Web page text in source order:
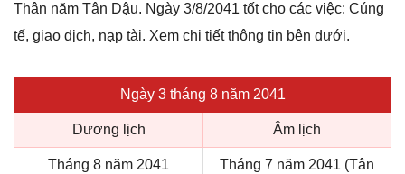
Thân năm Tân Dậu. Ngày 3/8/2041 tốt cho các việc: Cúng
tế, giao dịch, nạp tài. Xem chi tiết thông tin bên dưới.
Ngày 3 tháng 8 năm 2041
Dương lịch Âm lịch
Tháng 8 năm 2041
Tháng 7 năm 2041 (Tân